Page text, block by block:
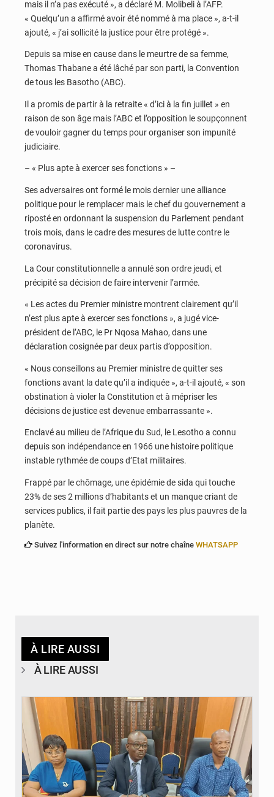
mais il n’a pas exécuté », a déclaré M. Molibeli à l’AFP.
« Quelqu’un a affirmé avoir été nommé à ma place », a-t-il
ajouté, « j’ai sollicité la justice pour être protégé ».
Depuis sa mise en cause dans le meurtre de sa femme,
Thomas Thabane a été lâché par son parti, la Convention
de tous les Basotho (ABC).
Il a promis de partir à la retraite « d’ici à la fin juillet » en
raison de son âge mais l’ABC et l’opposition le soupçonnent
de vouloir gagner du temps pour organiser son impunité
judiciaire.
– « Plus apte à exercer ses fonctions » –
Ses adversaires ont formé le mois dernier une alliance
politique pour le remplacer mais le chef du gouvernement a
riposté en ordonnant la suspension du Parlement pendant
trois mois, dans le cadre des mesures de lutte contre le
coronavirus.
La Cour constitutionnelle a annulé son ordre jeudi, et
précipité sa décision de faire intervenir l’armée.
« Les actes du Premier ministre montrent clairement qu’il
n’est plus apte à exercer ses fonctions », a jugé vice-
président de l’ABC, le Pr Nqosa Mahao, dans une
déclaration cosignée par deux partis d’opposition.
« Nous conseillons au Premier ministre de quitter ses
fonctions avant la date qu’il a indiquée », a-t-il ajouté, « son
obstination à violer la Constitution et à mépriser les
décisions de justice est devenue embarrassante ».
Enclavé au milieu de l’Afrique du Sud, le Lesotho a connu
depuis son indépendance en 1966 une histoire politique
instable rythmée de coups d’Etat militaires.
Frappé par le chômage, une épidémie de sida qui touche
23% de ses 2 millions d’habitants et un manque criant de
services publics, il fait partie des pays les plus pauvres de la
planète.
Suivez l'information en direct sur notre chaîne WHATSAPP
À LIRE AUSSI
À LIRE AUSSI